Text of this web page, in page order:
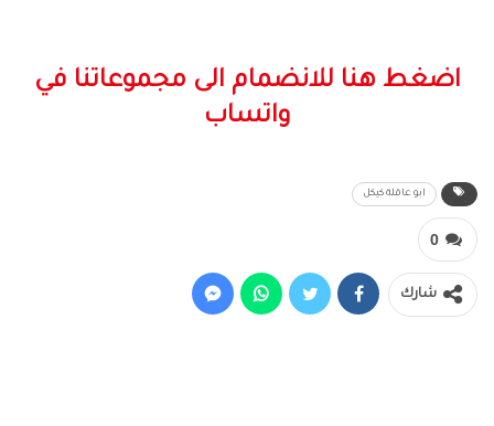
اضغط هنا للانضمام الى مجموعاتنا في
واتساب
ابو عاقلة كيكل
0
شارك